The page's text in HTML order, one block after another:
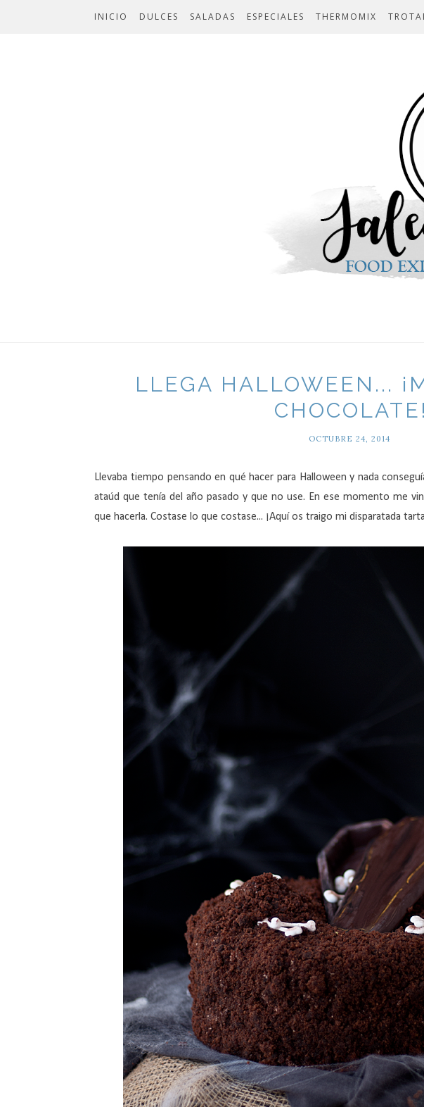
INICIO DULCES SALADAS ESPECIALES THERMOMIX
LLEGA HALLOWEEN...
CHOCOLATE!
OCTUBRE 24, 2014
Llevaba tiempo pensando en qué hacer para Halloween y nada
ataúd que tenía del año pasado y que no use. En ese momento me
que hacerla. Costase lo que costase... ¡Aquí os traigo mi disparatada